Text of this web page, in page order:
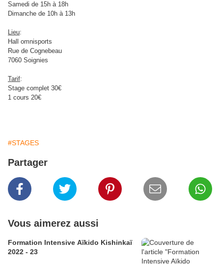
Samedi de 15h à 18h
Dimanche de 10h à 13h
Lieu:
Hall omnisports
Rue de Cognebeau
7060 Soignies
Tarif:
Stage complet 30€
1 cours 20€
#STAGES
Partager
Vous aimerez aussi
Formation Intensive Aïkido Kishinkaï
2022 - 23